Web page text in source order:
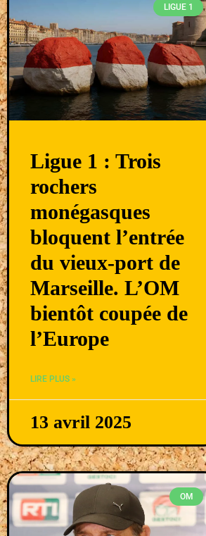
LIGUE 1
Ligue 1 : Trois
rochers
monégasques
bloquent l’entrée
du vieux-port de
Marseille. L’OM
bientôt coupée de
l’Europe
LIRE PLUS »
13 avril 2025
OM